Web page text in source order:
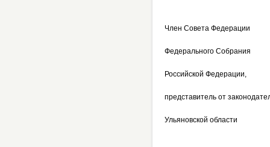
Член Совета Федерации
Федерального Собрания
Российской Федерации,
представитель от